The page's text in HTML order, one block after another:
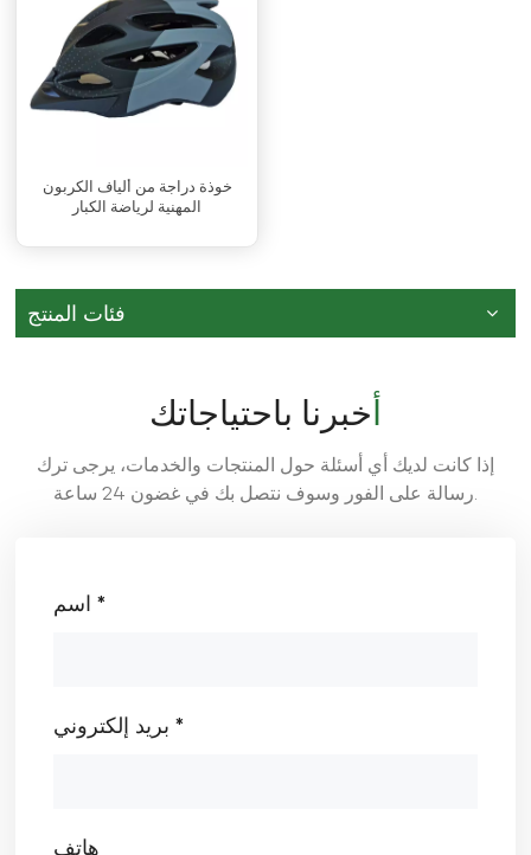
خوذة دراجة من ألياف الكربون
المهنية لرياضة الكبار
فئات المنتج
أخبرنا باحتياجاتك
إذا كانت لديك أي أسئلة حول المنتجات والخدمات، يرجى ترك
رسالة على الفور وسوف نتصل بك في غضون 24 ساعة.
اسم *
بريد إلكتروني *
هاتف